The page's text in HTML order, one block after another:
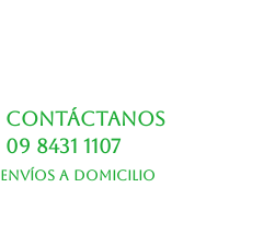
Contáctanos
09 8431 1107
Envíos a domicilio